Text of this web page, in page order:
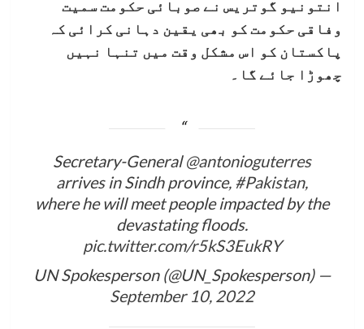
انتونیو گوتریس نے صوبائی حکومت سمیت
وفاقی حکومت کو بھی یقین دہانی کرائی کہ
پاکستان کو اس مشکل وقت میں تنہا نہیں
چھوڑا جائے گا۔
Secretary-General@antonioguterres
arrives in Sindh province, #Pakistan,
where he will meet people impacted by the
devastating floods.
pic.twitter.com/r5kS3EukRY
— UN Spokesperson (@UN_Spokesperson)
September 10, 2022